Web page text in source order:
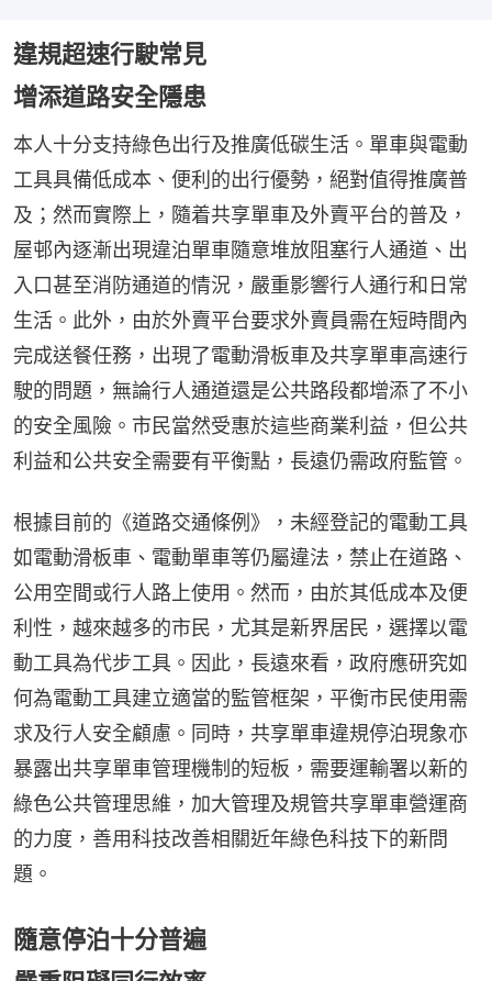
違規超速行駛常見
增添道路安全隱患
本人十分支持綠色出行及推廣低碳生活。單車與電動
工具具備低成本、便利的出行優勢，絕對值得推廣普
及；然而實際上，隨着共享單車及外賣平台的普及，
屋邨內逐漸出現違泊單車隨意堆放阻塞行人通道、出
入口甚至消防通道的情況，嚴重影響行人通行和日常
生活。此外，由於外賣平台要求外賣員需在短時間內
完成送餐任務，出現了電動滑板車及共享單車高速行
駛的問題，無論行人通道還是公共路段都增添了不小
的安全風險。市民當然受惠於這些商業利益，但公共
利益和公共安全需要有平衡點，長遠仍需政府監管。
根據目前的《道路交通條例》，未經登記的電動工具
如電動滑板車、電動單車等仍屬違法，禁止在道路、
公用空間或行人路上使用。然而，由於其低成本及便
利性，越來越多的市民，尤其是新界居民，選擇以電
動工具為代步工具。因此，長遠來看，政府應研究如
何為電動工具建立適當的監管框架，平衡市民使用需
求及行人安全顧慮。同時，共享單車違規停泊現象亦
暴露出共享單車管理機制的短板，需要運輸署以新的
綠色公共管理思維，加大管理及規管共享單車營運商
的力度，善用科技改善相關近年綠色科技下的新問
題。
隨意停泊十分普遍